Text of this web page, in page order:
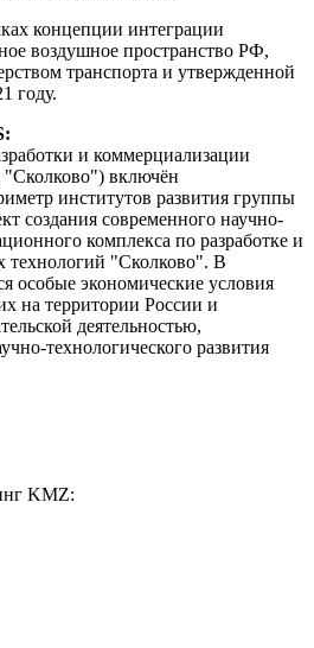
концепции интеграции
воздушное пространство РФ,
транспорта и утвержденной
году.
и коммерциализации
включён
институтов развития группы
создания современного научно-
комплекса по разработке и
технологий "Сколково". В
особые экономические условия
на территории России и
деятельностью,
технологического развития
KMZ: